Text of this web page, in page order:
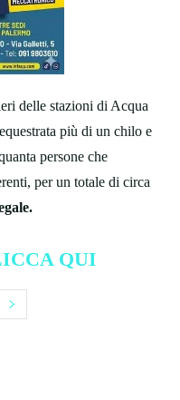
delle stazioni di Acqua
più di un chilo e
persone che
per un totale di circa
QUI